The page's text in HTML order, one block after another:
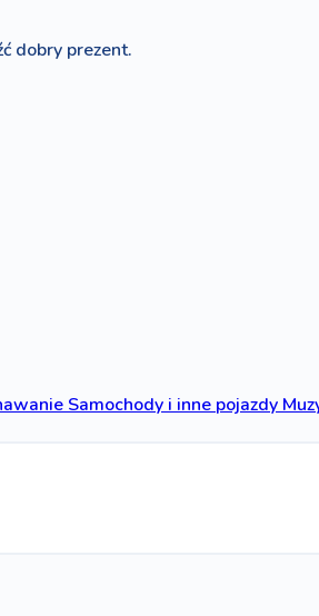
dobry prezent.
Samochody i inne pojazdy